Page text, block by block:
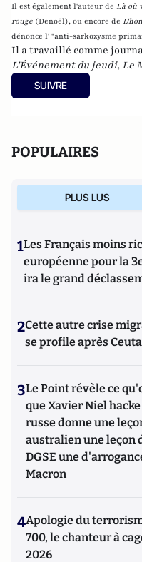
Il est également l'auteur de Là où
rouge (Denoël), ou encore de
dénonce l' "anti-sarkozysme
Il a travaillé comme
L'Événement du jeudi, Le
SUIVRE
POPULAIRES
PLUS LUS
1Les Français moins
européenne pour la
ira le grand
2Cette autre crise
se profile après Ceuta
3Le Point révèle ce
que Xavier Niel
russe donne une
australien une leçon
DGSE une
Macron
4Apologie du
700, le chanteur à
2026